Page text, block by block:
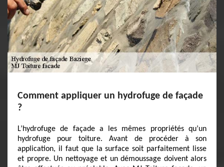
Comment appliquer un hydrofuge de façade
?
L’hydrofuge de façade a les mêmes propriétés qu’un
hydrofuge pour toiture. Avant de procéder à son
application, il faut que la surface soit parfaitement lisse
et propre. Un nettoyage et un démoussage doivent alors